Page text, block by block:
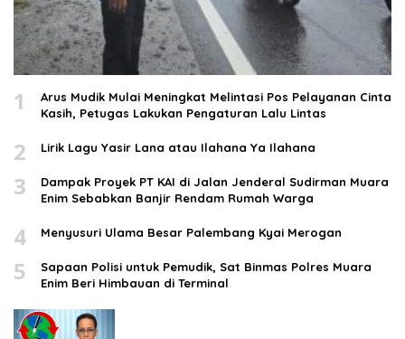
1
Arus Mudik Mulai Meningkat Melintasi Pos Pelayanan Cinta
Kasih, Petugas Lakukan Pengaturan Lalu Lintas
2 Lirik Lagu Yasir Lana atau Ilahana Ya Ilahana
3
Dampak Proyek PT KAI di Jalan Jenderal Sudirman Muara
Enim Sebabkan Banjir Rendam Rumah Warga
4 Menyusuri Ulama Besar Palembang Kyai Merogan
5
Sapaan Polisi untuk Pemudik, Sat Binmas Polres Muara
Enim Beri Himbauan di Terminal